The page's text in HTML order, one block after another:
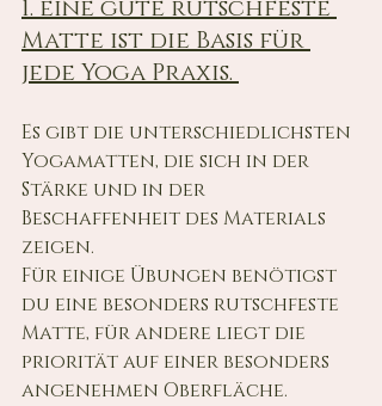
1. eine gute rutschfeste
Matte ist die Basis für
jede Yoga Praxis.
Es gibt die unterschiedlichsten
Yogamatten, die sich in der
Stärke und in der
Beschaffenheit des Materials
zeigen.
Für einige Übungen benötigst
du eine besonders rutschfeste
Matte, für andere liegt die
priorität auf einer besonders
angenehmen Oberfläche.